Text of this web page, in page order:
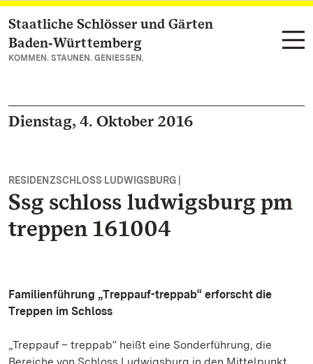
Zum Hauptinhalt springen
Staatliche Schlösser und Gärten
Baden‑Württemberg
KOMMEN. STAUNEN. GENIESSEN.
Dienstag, 4. Oktober 2016
RESIDENZSCHLOSS LUDWIGSBURG |
Ssg schloss ludwigsburg pm
treppen 161004
Familienführung „Treppauf-treppab“ erforscht die
Treppen im Schloss
„Treppauf – treppab“ heißt eine Sonderführung, die